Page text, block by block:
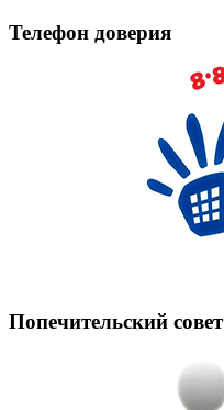
Телефон доверия
Попечительский совет